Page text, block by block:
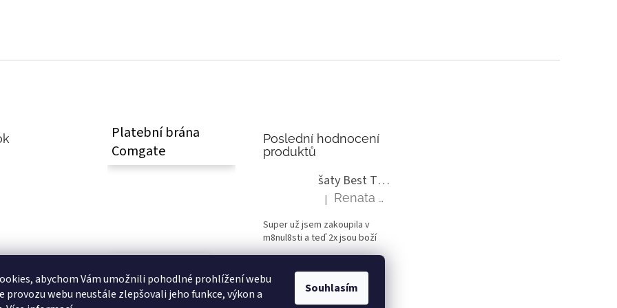
abychom Vám umožnili pohodlné prohlížení webu
provozu webu neustále zlepšovali jeho funkce, výkon a
Souhlasím
Platební brána
Comgate
převod
Poslední hodnocení
produktů
šaty Best Time delší rukáv
Hodnocení produktu je 5 z 5 hvězdiček.
| Renata Vlasáková
Super už jsem zakoupila v
m8nul8sti a teď 2x jsou boží